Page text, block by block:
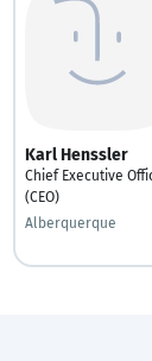
Karl Henssler
Chief Executive
(CEO)
Alberquerque